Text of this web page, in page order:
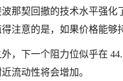
那契回撤的技术水平强化
注意的是，如果价格能够
外，下一个阻力位似乎在
流动性将会增加。